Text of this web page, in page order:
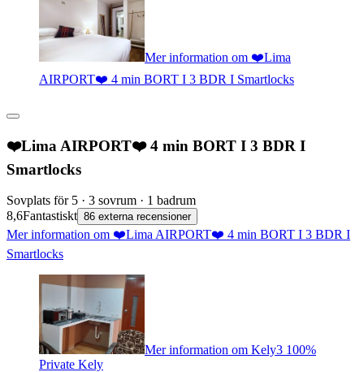
Mer information om ❤️Lima
AIRPORT❤️ 4 min BORT I 3 BDR I Smartlocks
❤️Lima AIRPORT❤️ 4 min BORT I 3 BDR I
Smartlocks
Sovplats för 5 · 3 sovrum · 1 badrum
8,6Fantastiskt 86 externa recensioner
Mer information om ❤️Lima AIRPORT❤️ 4 min BORT I 3 BDR I
Smartlocks
Mer information om Kely3 100%
Private Kely